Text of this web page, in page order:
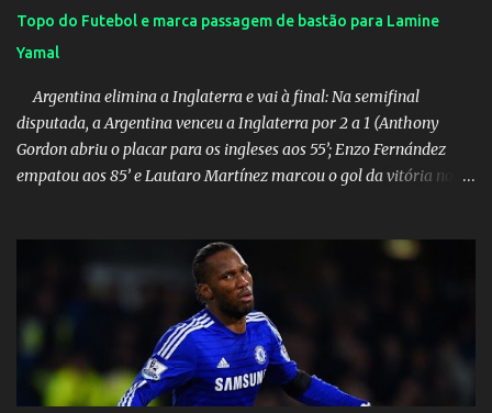
Topo do Futebol e marca passagem de bastão para Lamine
Yamal
Argentina elimina a Inglaterra e vai à final: Na semifinal
disputada, a Argentina venceu a Inglaterra por 2 a 1 (Anthony
Gordon abriu o placar para os ingleses aos 55’; Enzo Fernández
empatou aos 85’ e Lautaro Martínez marcou o gol da vitória nos
Inglaterra durante o jogo.